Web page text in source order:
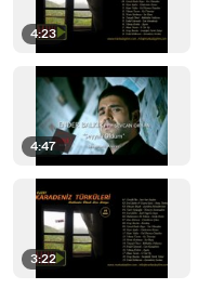
4:23
4:47
3:22